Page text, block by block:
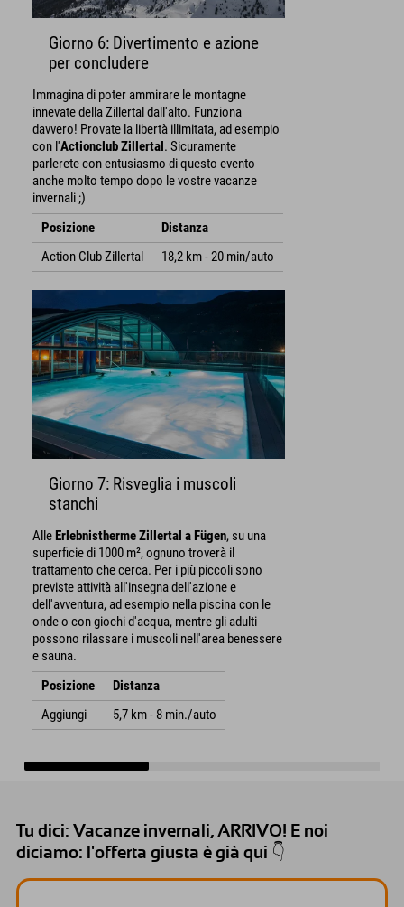
Giorno 6: Divertimento e azione
per concludere
Immagina di poter ammirare le montagne
innevate della Zillertal dall'alto. Funziona
davvero! Provate la libertà illimitata, ad esempio
con l'Actionclub Zillertal. Sicuramente
parlerete con entusiasmo di questo evento
anche molto tempo dopo le vostre vacanze
invernali ;)
Posizione
Distanza
Action Club Zillertal
18,2 km - 20 min/auto
Giorno 7: Risveglia i muscoli
stanchi
AlleErlebnistherme Zillertal a Fügen, su una
superficie di 1000 m², ognuno troverà il
trattamento che cerca. Per i più piccoli sono
previste attività all'insegna dell'azione e
dell'avventura, ad esempio nella piscina con le
onde o con giochi d'acqua, mentre gli adulti
possono rilassare i muscoli nell'area benessere
e sauna.
Posizione
Distanza
Aggiungi
5,7 km - 8 min./auto
Tu dici: Vacanze invernali, ARRIVO! E noi
diciamo: l'offerta giusta è già qui 👇